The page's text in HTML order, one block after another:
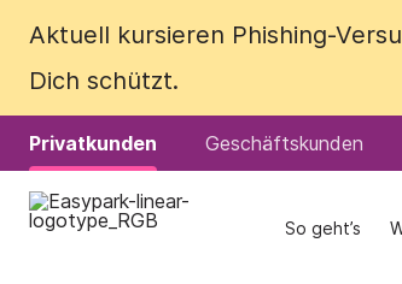
Aktuell kursieren Phishing-
Dich schützt.
Privatkunden Geschäftskunden
So geht’s
Aktuell kursieren Phishing-
Dich schützt.
Privatkunden Geschäftskunden
So geht’s